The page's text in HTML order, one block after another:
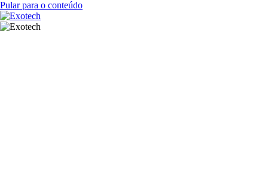
Pular para o conteúdo